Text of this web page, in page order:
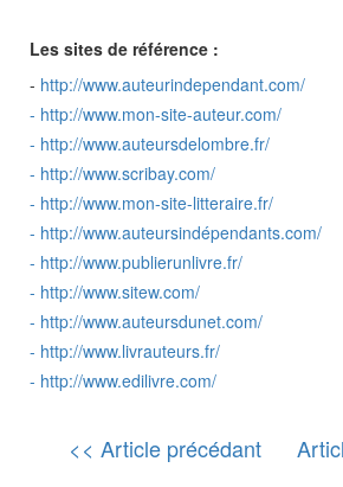
Les sites de référence :
- http://www.auteurindependant.com/
- http://www.mon-site-auteur.com/
- http://www.auteursdelombre.fr/
- http://www.scribay.com/
- http://www.mon-site-litteraire.fr/
- http://www.auteursindépendants.com/
- http://www.publierunlivre.fr/
- http://www.sitew.com/
- http://www.auteursdunet.com/
- http://www.livrauteurs.fr/
- http://www.edilivre.com/
<< Article précédant